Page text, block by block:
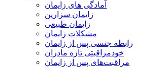
آمادگی های زایمان
زایمان سزارین
زایمان طبیعی
مشکلات زایمان
رابطه جنسی پس از زایمان
خودمراقبتی تازه مادران
مراقبت‌های پس از زایمان